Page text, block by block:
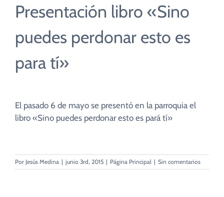
CUIDADO PASTORAL
FE CATÓLICA
COLABORA
Presentación libro «Sino
puedes perdonar esto es
para tí»
El pasado 6 de mayo se presentó en la parroquia el
libro «Sino puedes perdonar esto es pará tí»
Por Jesús Medina | junio 3rd, 2015 | Página Principal | Sin comentarios